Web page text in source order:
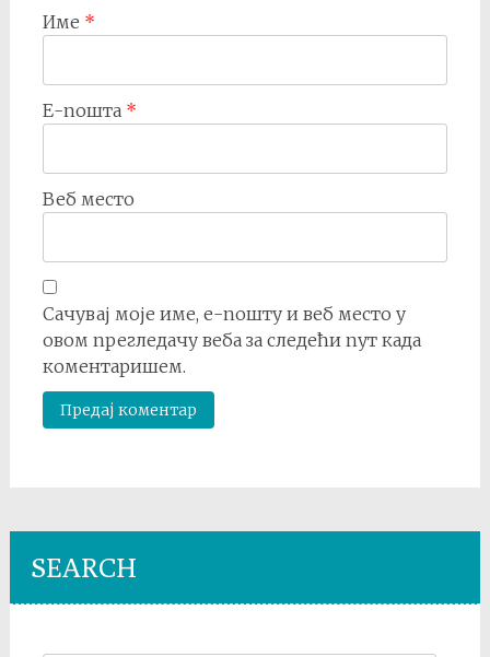
Име *
Е-пошта *
Веб место
Сачувај моје име, е-пошту и веб место у
овом прегледачу веба за следећи пут када
коментаришем.
SEARCH